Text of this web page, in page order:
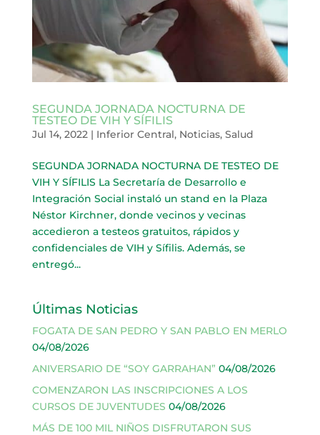
SEGUNDA JORNADA NOCTURNA DE
TESTEO DE VIH Y SÍFILIS
Jul 14, 2022| Inferior Central, Noticias, Salud
SEGUNDA JORNADA NOCTURNA DE TESTEO DE
VIH Y SÍFILIS La Secretaría de Desarrollo e
Integración Social instaló un stand en la Plaza
Néstor Kirchner, donde vecinos y vecinas
accedieron a testeos gratuitos, rápidos y
confidenciales de VIH y Sífilis. Además, se
entregó...
Últimas Noticias
FOGATA DE SAN PEDRO Y SAN PABLO EN MERLO
04/08/2026
ANIVERSARIO DE “SOY GARRAHAN” 04/08/2026
COMENZARON LAS INSCRIPCIONES A LOS
CURSOS DE JUVENTUDES 04/08/2026
MÁS DE 100 MIL NIÑOS DISFRUTARON SUS